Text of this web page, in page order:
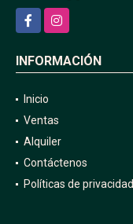
FacebookInstagram
INFORMACIÓN
Inicio
Ventas
Alquiler
Contáctenos
Políticas de privacidad